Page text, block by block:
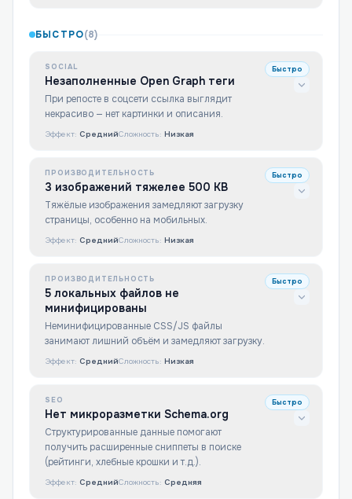
БЫСТРО(8)
SOCIAL
Незаполненные Open Graph теги
При репосте в соцсети ссылка выглядит
некрасиво — нет картинки и описания.
Быстро
Эффект: СреднийСложность: Низкая
ПРОИЗВОДИТЕЛЬНОСТЬ
3 изображений тяжелее 500 KB
Тяжёлые изображения замедляют загрузку
страницы, особенно на мобильных.
Быстро
Эффект: СреднийСложность: Низкая
ПРОИЗВОДИТЕЛЬНОСТЬ
5 локальных файлов не
минифицированы
Неминифицированные CSS/JS файлы
занимают лишний объём и замедляют загрузку.
Быстро
Эффект: СреднийСложность: Низкая
SEO
Нет микроразметки Schema.org
Структурированные данные помогают
получить расширенные сниппеты в поиске
(рейтинги, хлебные крошки и т.д.).
Быстро
Эффект: СреднийСложность: Средняя